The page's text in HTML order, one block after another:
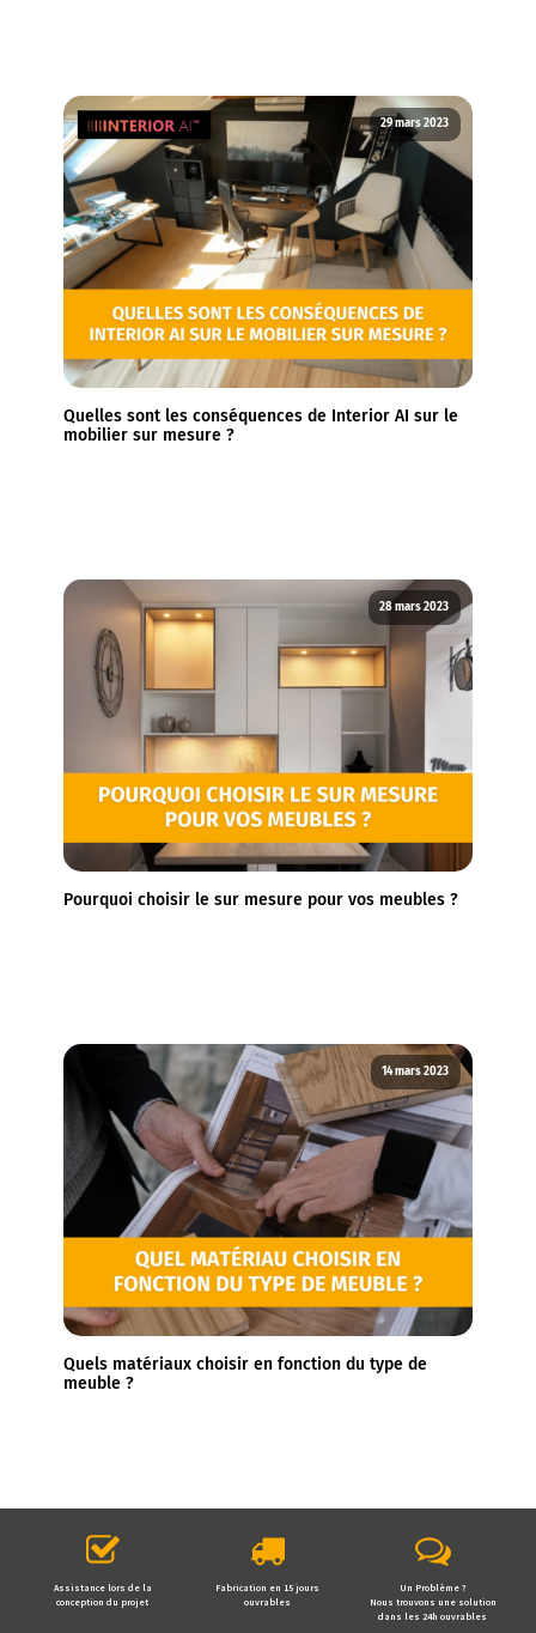
29 mars 2023
Quelles sont les conséquences de Interior AI sur le
mobilier sur mesure ?
28 mars 2023
Pourquoi choisir le sur mesure pour vos meubles ?
14 mars 2023
Quels matériaux choisir en fonction du type de
meuble ?
Assistance lors de la
conception du projet
Fabrication en 15 jours
ouvrables
Un Problème ?
Nous trouvons une solution
dans les 24h ouvrables